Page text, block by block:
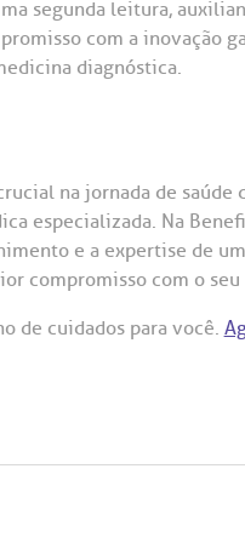
segunda leitura,
com a inovação
diagnóstica.
na jornada de saúde
especializada. Na
e a expertise de
compromisso com o
de cuidados para você.